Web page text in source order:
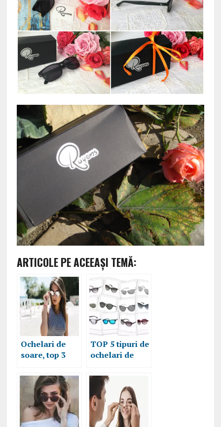
ARTICOLE PE ACEEAŞI TEMĂ:
Ochelari de
soare, top 3
și pentru
domni
TOP 5 tipuri de
ochelari de
alegi cea mai
bună pereche
pentru tine